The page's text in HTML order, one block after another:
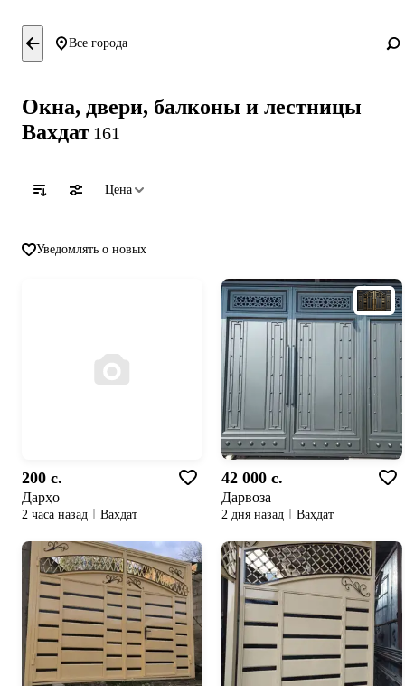
Все города
Окна, двери, балконы и лестницы
Вахдат 161
Цена
Уведомлять о новых
200 c.
Дарҳо
2 часа назад Вахдат
42 000 c.
Дарвоза
2 дня назад Вахдат